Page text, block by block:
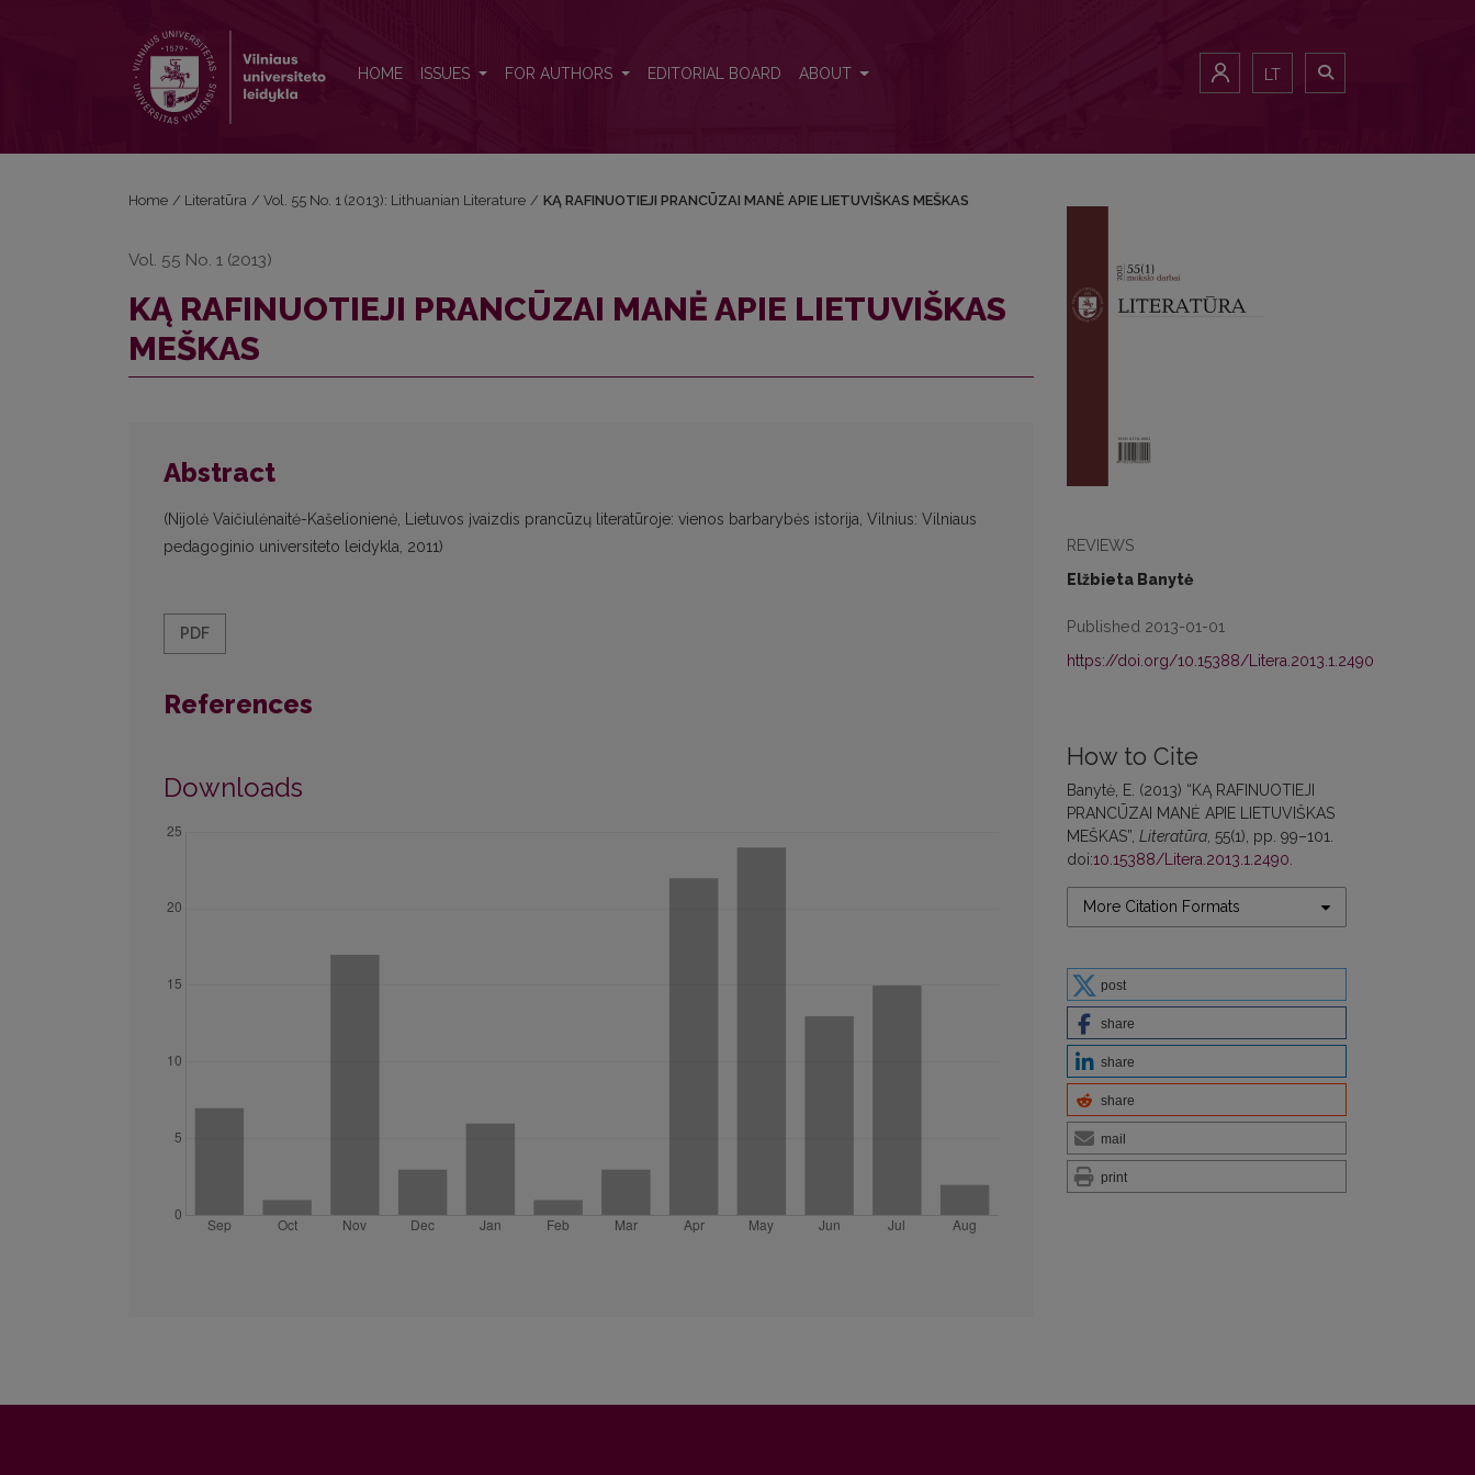
HOME ISSUES FOR AUTHORS EDITORIAL BOARD ABOUT LT
REVIEWS
Elžbieta Banytė
Published 2013-01-01
https://doi.org/10.15388/Litera.2013.1.2490
How to Cite
Banytė, E. (2013) “KĄ RAFINUOTIEJI
PRANCŪZAI MANĖ APIE LIETUVIŠKAS
MEŠKAS”, Literatūra , 55(1), pp. 99–101.
doi:10.15388/Litera.2013.1.2490
More Citation Formats
post
share
share
share
mail
print
Home / Literatūra / Vol. 55 No. 1 (2013): Lithuanian Literature / KĄ RAFINUOTIEJI PRANCŪZAI MANĖ APIE LIETUVIŠKAS MEŠKAS
Vol. 55 No. 1 (2013)
KĄ RAFINUOTIEJI PRANCŪZAI MANĖ APIE LIETUVIŠKAS
MEŠKAS
Abstract
(Nijolė Vaičiulėnaitė-Kašelionienė, Lietuvos įvaizdis prancūzų literatūroje: vienos barbarybės istorija, Vilnius: Vilniaus
pedagoginio universiteto leidykla, 2011)
PDF
References
Downloads